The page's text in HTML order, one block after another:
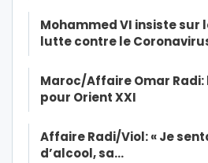
Mohammed VI insiste sur
lutte contre le
Maroc/Affaire Omar
pour Orient XXI
Affaire Radi/Viol: « Je
d’alcool, sa…